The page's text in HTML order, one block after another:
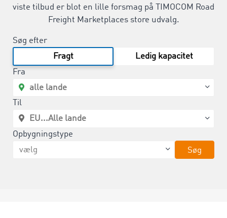
viste tilbud er blot en lille forsmag på TIMOCOM Road
Freight Marketplaces store udvalg.
Søg efter
Fragt
Ledig kapacitet
Fra
Til
Opbygningstype
Søg